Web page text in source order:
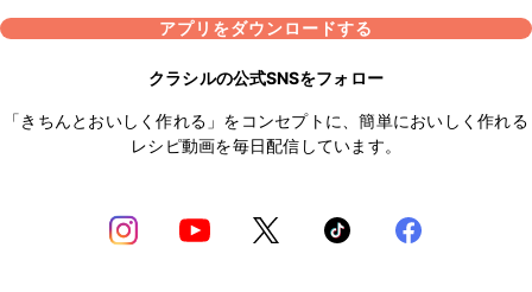
アプリをダウンロードする
クラシルの公式SNSをフォロー
「きちんとおいしく作れる」をコンセプトに、簡単においしく作れる
レシピ動画を毎日配信しています。